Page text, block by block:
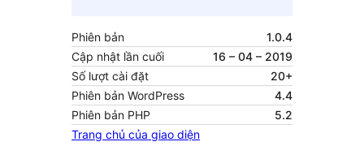
Phiên bản
1.0.4
Cập nhật lần cuối
16 – 04 – 2019
Số lượt cài đặt
20+
Phiên bản WordPress
4.4
Phiên bản PHP
5.2
Trang chủ của giao diện